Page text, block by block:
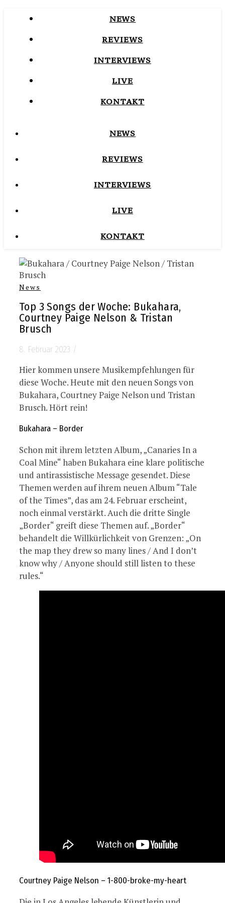
NEWS
REVIEWS
INTERVIEWS
LIVE
KONTAKT
NEWS
REVIEWS
INTERVIEWS
LIVE
KONTAKT
News
Top 3 Songs der Woche: Bukahara,
Courtney Paige Nelson & Tristan
Brusch
8. Februar 2023 /
Hier kommen unsere Musikempfehlungen für
diese Woche. Heute mit den neuen Songs von
Bukahara, Courtney Paige Nelson und Tristan
Brusch. Hört rein!
Bukahara – Border
Schon mit ihrem letzten Album, „Canaries In a
Coal Mine“ haben Bukahara eine klare politische
und antirassistische Message gesendet. Diese
Themen werden auf ihrem neuen Album “Tale
of the Times”, das am 24. Februar erscheint,
noch einmal verstärkt. Auch die dritte Single
„Border“ greift diese Themen auf. „Border“
behandelt die Willkürlichkeit von Grenzen: „On
the map they drew so many lines / And I don’t
know why / Anyone should still listen to these
rules.“
Courtney Paige Nelson – 1-800-broke-my-heart